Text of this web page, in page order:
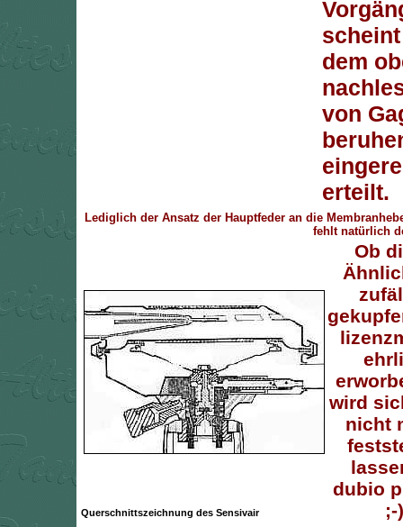
dem
von
erteilt.
Lediglich der Ansatz der Hauptfeder an die
fehlt natürlich
Ob
wird
nicht
dubio
;-)
Querschnittszeichnung des Sensivair